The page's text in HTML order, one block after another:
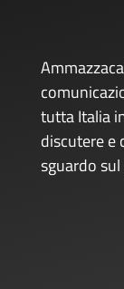
tutta Italia
discutere e
sguardo